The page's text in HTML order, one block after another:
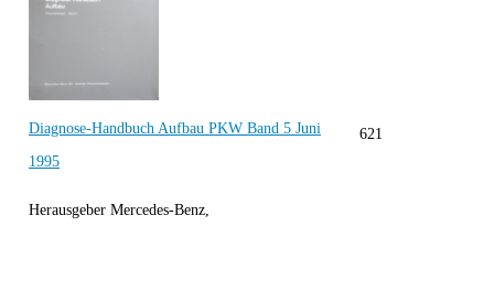
Diagnose-Handbuch Aufbau PKW Band 5 Juni
1995
Herausgeber Mercedes-Benz,
621